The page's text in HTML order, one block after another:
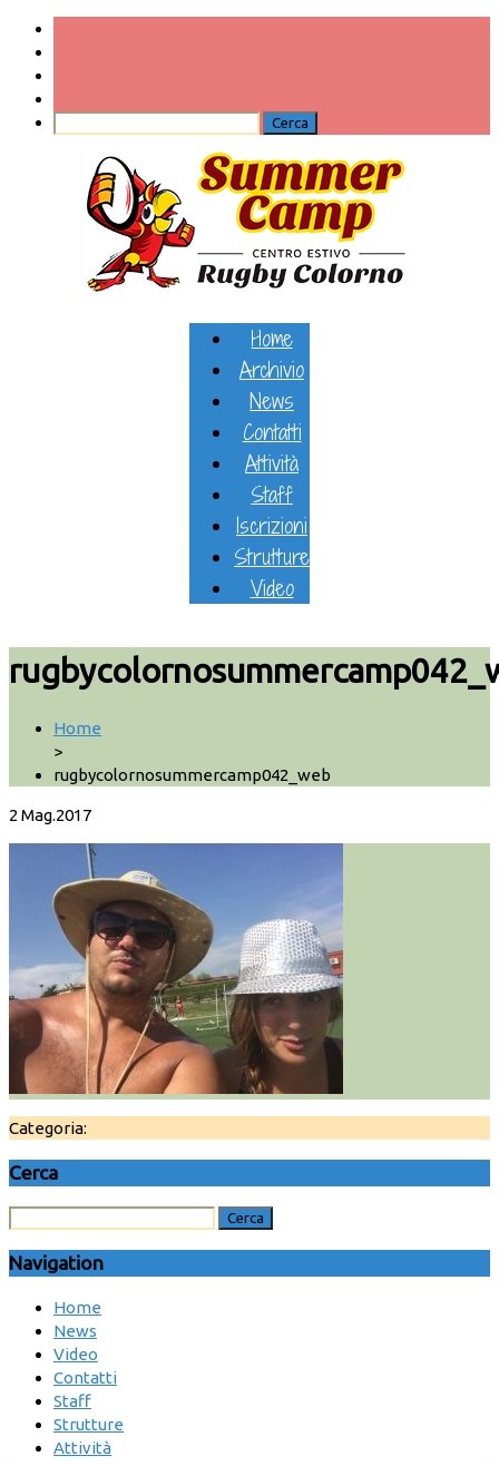
Home
Archivio
News
Contatti
Attività
Staff
Iscrizioni
Strutture
Video
Home
>
rugbycolornosummercamp042_web
2 Mag.2017
Categoria:
Cerca
Navigation
Home
News
Video
Contatti
Staff
Strutture
Attività